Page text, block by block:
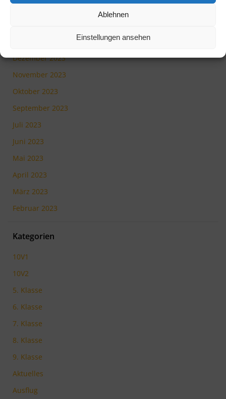
Ablehnen
Einstellungen ansehen
Dezember 2023
November 2023
Oktober 2023
September 2023
Juli 2023
Juni 2023
Mai 2023
April 2023
März 2023
Februar 2023
Kategorien
10V1
10V2
5. Klasse
6. Klasse
7. Klasse
8. Klasse
9. Klasse
Aktuelles
Ausflug